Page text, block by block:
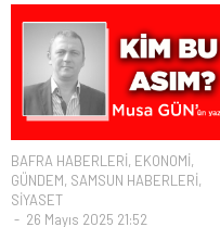
BAFRA HABERLERİ, EKONOMİ,
GÜNDEM, SAMSUN HABERLERİ,
SİYASET
26 Mayıs 2025 21:52